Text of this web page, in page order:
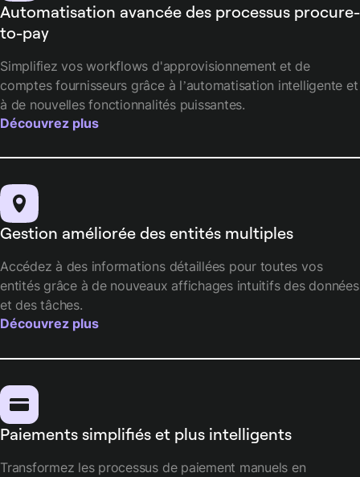
Automatisation avancée des processus procure-
to-pay
Simplifiez vos workflows d'approvisionnement et de
comptes fournisseurs grâce à l’automatisation intelligente et
à de nouvelles fonctionnalités puissantes.
Découvrez plus
Gestion améliorée des entités multiples
Accédez à des informations détaillées pour toutes vos
entités grâce à de nouveaux affichages intuitifs des données
et des tâches.
Découvrez plus
Paiements simplifiés et plus intelligents
Transformez les processus de paiement manuels en